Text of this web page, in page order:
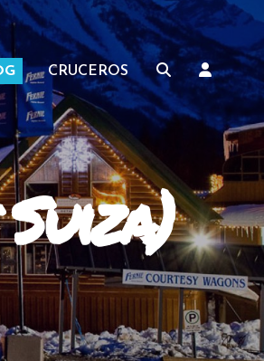
CRUCEROS